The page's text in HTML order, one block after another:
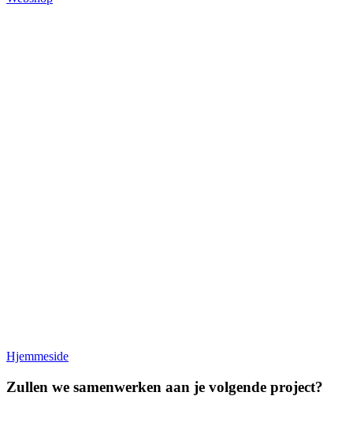
Hjemmeside
Zullen we samenwerken aan je volgende project?